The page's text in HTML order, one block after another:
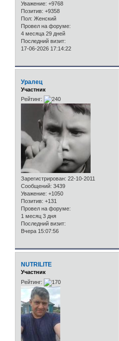
Уважение: +9768
Позитив: +9358
Пол: Женский
Провел на форуме:
4 месяца 29 дней
Последний визит:
17-06-2026 17:14:22
Уралец
Участник
Рейтинг:
Зарегистрирован: 22-10-2011
Сообщений: 3439
Уважение: +1050
Позитив: +131
Провел на форуме:
1 месяц 3 дня
Последний визит:
Вчера 15:07:56
NUTRILITE
Участник
Рейтинг: